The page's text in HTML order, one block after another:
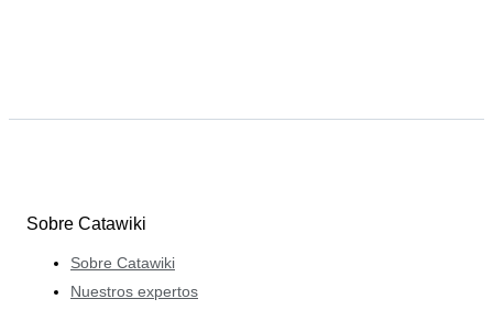
Sobre Catawiki
Sobre Catawiki
Nuestros expertos